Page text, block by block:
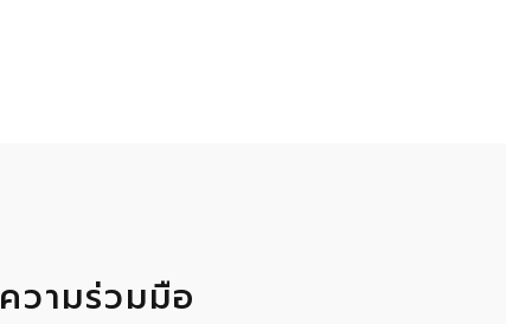
ความร่วมมือ